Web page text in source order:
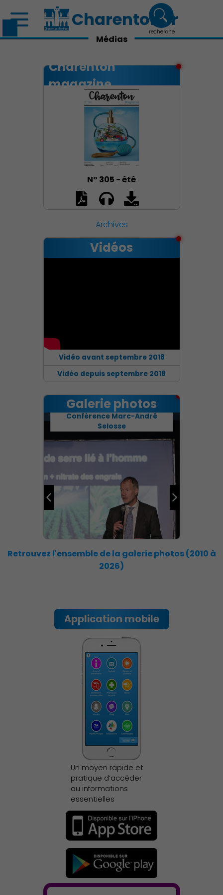
Démocratie locale
Famille
Action Sociale Solidarité
Charenton.fr
recherche
Médias
Charenton
magazine
N° 305 - été
Archives
Vidéos
Vidéo avant septembre 2018
Vidéo depuis septembre 2018
Galerie photos
Conférence Marc-André
Selosse
Retrouvez l'ensemble de la galerie photos (2010 à
2026)
Application mobile
Un moyen rapide et
pratique d’accéder
au informations
essentielles